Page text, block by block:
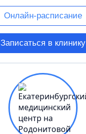
Онлайн-расписание
Записаться в клинику